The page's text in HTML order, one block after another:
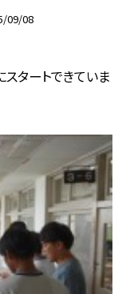
09/08
スタートできていま